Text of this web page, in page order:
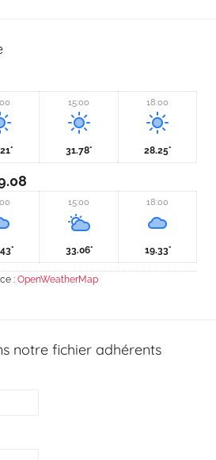
15:00
31.78°
18:00
28.25°
15:00
33.06°
18:00
19.33°
: OpenWeatherMap
notre fichier adhérents